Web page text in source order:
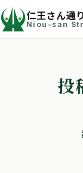
仁王さん通
Niou-san
投